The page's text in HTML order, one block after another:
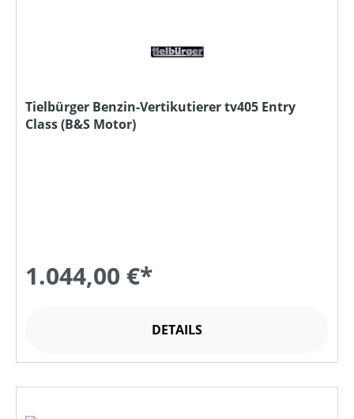
Tielbürger Benzin-Vertikutierer tv405 Entry
Class (B&S Motor)
1.044,00 €*
DETAILS